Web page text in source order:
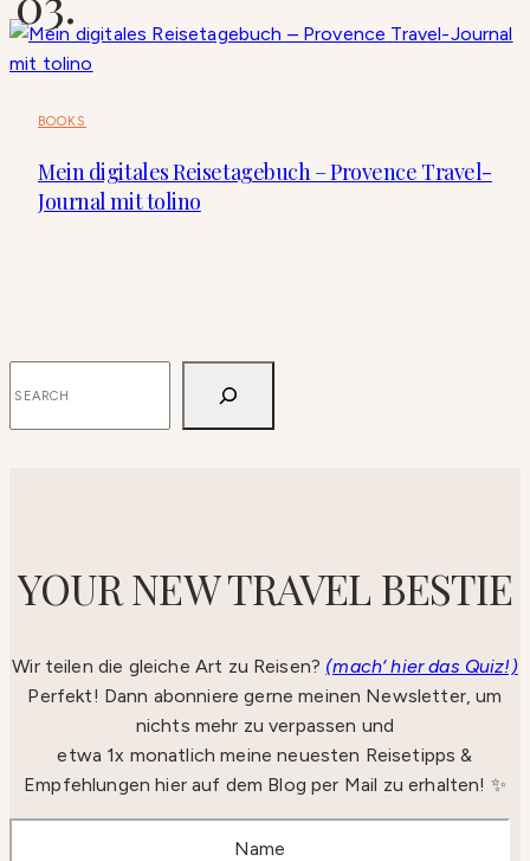
BOOKS
Mein digitales Reisetagebuch – Provence Travel-
Journal mit tolino
YOUR NEW TRAVEL BESTIE
Wir teilen die gleiche Art zu Reisen? (mach‘ hier das Quiz!)
Perfekt! Dann abonniere gerne meinen Newsletter, um
nichts mehr zu verpassen und
etwa 1x monatlich meine neuesten Reisetipps &
Empfehlungen hier auf dem Blog per Mail zu erhalten! ✨